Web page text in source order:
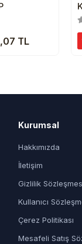
TL
Kurumsal
Hakkımızda
İletişim
Gizlilik
Kullanıcı
Çerez Politikası
Mesafeli Satış